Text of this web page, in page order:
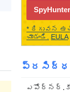
* దిగువన
చూడండి.
EULA